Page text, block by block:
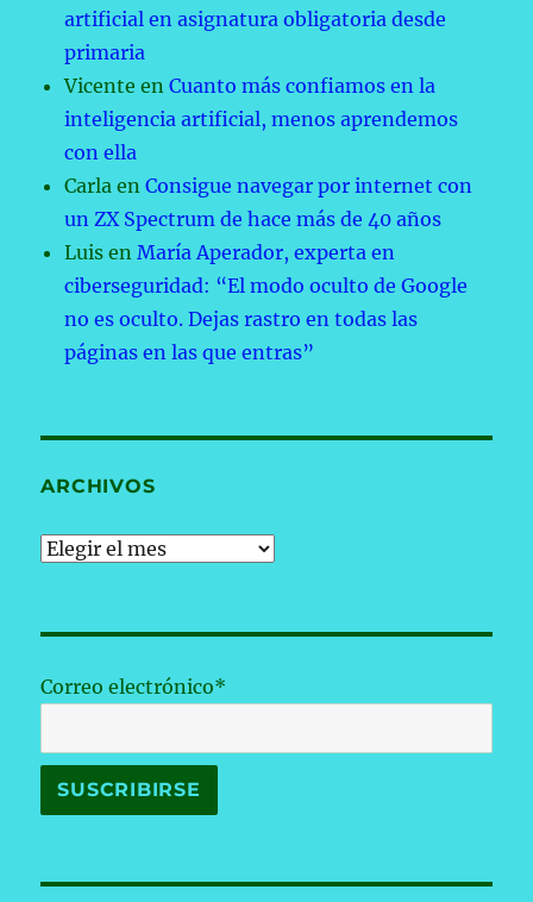
artificial en asignatura obligatoria desde
primaria
Vicente enCuanto más confiamos en la
inteligencia artificial, menos aprendemos
con ella
Carla enConsigue navegar por internet con
un ZX Spectrum de hace más de 40 años
Luis enMaría Aperador, experta en
ciberseguridad: “El modo oculto de Google
no es oculto. Dejas rastro en todas las
páginas en las que entras”
ARCHIVOS
Archivos
Correo electrónico*